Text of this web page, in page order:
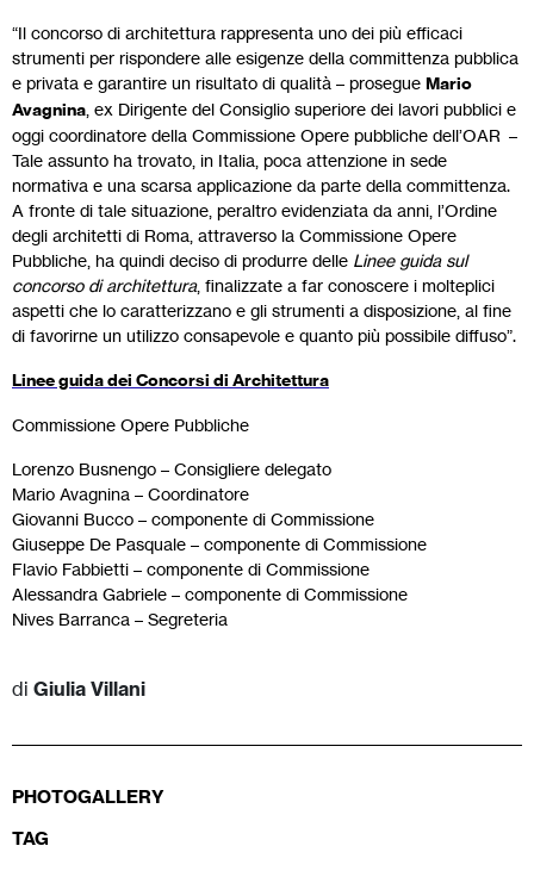
“Il concorso di architettura rappresenta uno dei più efficaci
strumenti per rispondere alle esigenze della committenza pubblica
e privata e garantire un risultato di qualità – prosegue Mario
Avagnina , ex Dirigente del Consiglio superiore dei lavori pubblici e
oggi coordinatore della Commissione Opere pubbliche dell’OAR –
Tale assunto ha trovato, in Italia, poca attenzione in sede
normativa e una scarsa applicazione da parte della committenza.
A fronte di tale situazione, peraltro evidenziata da anni, l’Ordine
degli architetti di Roma, attraverso la Commissione Opere
Pubbliche, ha quindi deciso di produrre delle Linee guida sul
concorso di architettura, finalizzate a far conoscere i molteplici
aspetti che lo caratterizzano e gli strumenti a disposizione, al fine
di favorirne un utilizzo consapevole e quanto più possibile diffuso”.
Linee guida dei Concorsi di Architettura
Commissione Opere Pubbliche
Lorenzo Busnengo – Consigliere delegato
Mario Avagnina – Coordinatore
Giovanni Bucco – componente di Commissione
Giuseppe De Pasquale – componente di Commissione
Flavio Fabbietti – componente di Commissione
Alessandra Gabriele – componente di Commissione
Nives Barranca – Segreteria
di Giulia Villani
PHOTOGALLERY
TAG